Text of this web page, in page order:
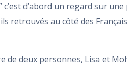
c’est d’abord un regard sur
retrouvés au côté des
de deux personnes, Lisa et